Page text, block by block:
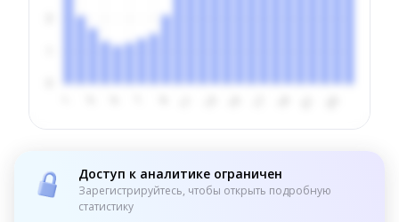
Доступ к аналитике ограничен
Зарегистрируйтесь, чтобы открыть подробную
статистику